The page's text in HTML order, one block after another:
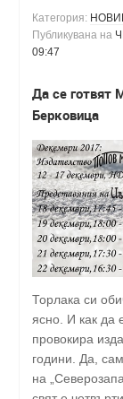
Категория:
Публикувана на
09:47
Да се готвят
Берковица
Торлака си
ясно. И как да
провокира
години. Да,
на